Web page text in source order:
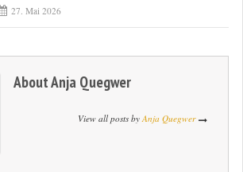
27. Mai 2026
AboutAnja Quegwer
View all posts byAnja Quegwer